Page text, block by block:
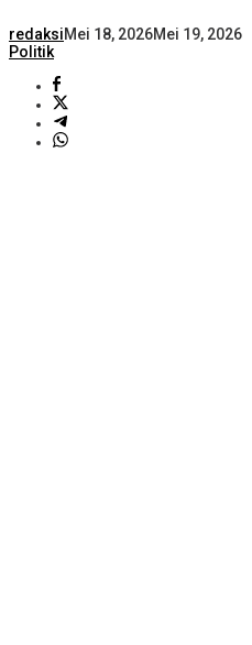
redaksiMei 18, 2026Mei 19, 2026
Politik